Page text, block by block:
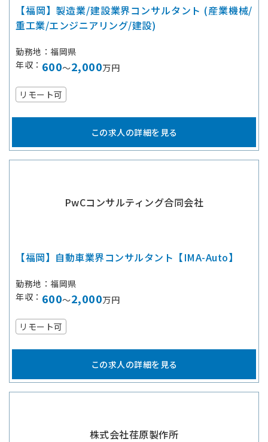
【福岡】製造業/建設業界コンサルタント (産業機械/
重工業/エンジニアリング/建設)
勤務地
福岡県
年収
600～2,000万円
リモート可
この求人の詳細を見る
PwCコンサルティング合同会社
【福岡】自動車業界コンサルタント【IMA-Auto】
勤務地
福岡県
年収
600～2,000万円
リモート可
この求人の詳細を見る
株式会社荏原製作所